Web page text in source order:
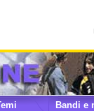
Bandi e